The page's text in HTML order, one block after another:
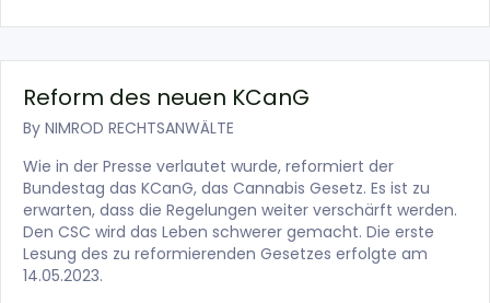
Reform des neuen KCanG
By NIMROD RECHTSANWÄLTE
Wie in der Presse verlautet wurde, reformiert der
Bundestag das KCanG, das Cannabis Gesetz. Es ist zu
erwarten, dass die Regelungen weiter verschärft werden.
Den CSC wird das Leben schwerer gemacht. Die erste
Lesung des zu reformierenden Gesetzes erfolgte am
14.05.2023.